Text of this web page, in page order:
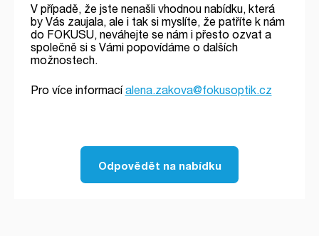
V případě, že jste nenašli vhodnou nabídku, která
by Vás zaujala, ale i tak si myslíte, že patříte k nám
do FOKUSU, neváhejte se nám i přesto ozvat a
společně si s Vámi popovídáme o dalších
možnostech.
Pro více informacíalena.zakova@fokusoptik.cz
Odpovědět na nabídku